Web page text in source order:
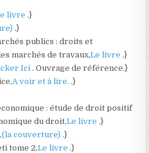
livre .}
.}
publics : droits et
marchés de travaux,Le livre .}
Ici . Ouvrage de référence.}
A voir et à lire. .}
: étude de droit positif
du droit,Le livre .}
(la couverture) .}
tome 2,Le livre .}